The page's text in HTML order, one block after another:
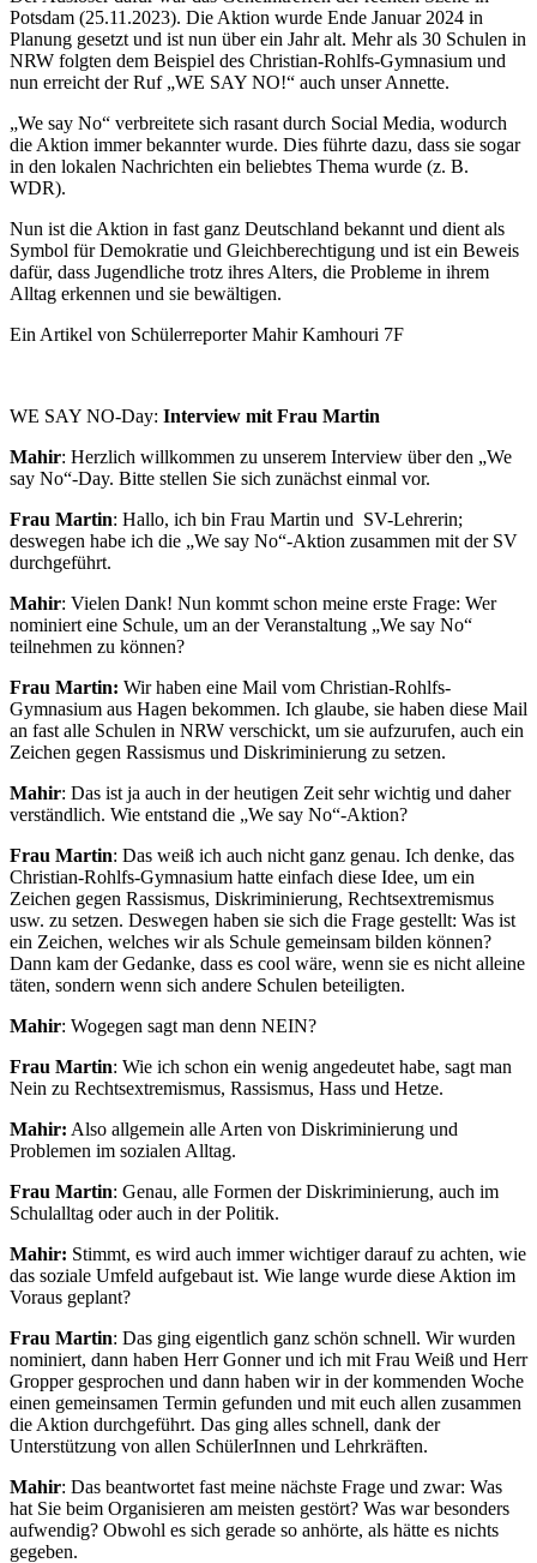
Potsdam (25.11.2023). Die Aktion wurde Ende Januar 2024 in
Planung gesetzt und ist nun über ein Jahr alt. Mehr als 30 Schulen in
NRW folgten dem Beispiel des Christian-Rohlfs-Gymnasium und
nun erreicht der Ruf „WE SAY NO!“ auch unser Annette.
„We say No“ verbreitete sich rasant durch Social Media, wodurch
die Aktion immer bekannter wurde. Dies führte dazu, dass sie sogar
in den lokalen Nachrichten ein beliebtes Thema wurde (z. B.
WDR).
Nun ist die Aktion in fast ganz Deutschland bekannt und dient als
Symbol für Demokratie und Gleichberechtigung und ist ein Beweis
dafür, dass Jugendliche trotz ihres Alters, die Probleme in ihrem
Alltag erkennen und sie bewältigen.
Ein Artikel von Schülerreporter Mahir Kamhouri 7F
WE SAY NO-Day: Interview mit Frau Martin
Mahir: Herzlich willkommen zu unserem Interview über den „We
say No“-Day. Bitte stellen Sie sich zunächst einmal vor.
Frau Martin: Hallo, ich bin Frau Martin und SV-Lehrerin;
deswegen habe ich die „We say No“-Aktion zusammen mit der SV
durchgeführt.
Mahir: Vielen Dank! Nun kommt schon meine erste Frage: Wer
nominiert eine Schule, um an der Veranstaltung „We say No“
teilnehmen zu können?
Frau Martin: Wir haben eine Mail vom Christian-Rohlfs-
Gymnasium aus Hagen bekommen. Ich glaube, sie haben diese Mail
an fast alle Schulen in NRW verschickt, um sie aufzurufen, auch ein
Zeichen gegen Rassismus und Diskriminierung zu setzen.
Mahir: Das ist ja auch in der heutigen Zeit sehr wichtig und daher
verständlich. Wie entstand die „We say No“-Aktion?
Frau Martin: Das weiß ich auch nicht ganz genau. Ich denke, das
Christian-Rohlfs-Gymnasium hatte einfach diese Idee, um ein
Zeichen gegen Rassismus, Diskriminierung, Rechtsextremismus
usw. zu setzen. Deswegen haben sie sich die Frage gestellt: Was ist
ein Zeichen, welches wir als Schule gemeinsam bilden können?
Dann kam der Gedanke, dass es cool wäre, wenn sie es nicht alleine
täten, sondern wenn sich andere Schulen beteiligten.
Mahir: Wogegen sagt man denn NEIN?
Frau Martin: Wie ich schon ein wenig angedeutet habe, sagt man
Nein zu Rechtsextremismus, Rassismus, Hass und Hetze.
Mahir: Also allgemein alle Arten von Diskriminierung und
Problemen im sozialen Alltag.
Frau Martin: Genau, alle Formen der Diskriminierung, auch im
Schulalltag oder auch in der Politik.
Mahir: Stimmt, es wird auch immer wichtiger darauf zu achten, wie
das soziale Umfeld aufgebaut ist. Wie lange wurde diese Aktion im
Voraus geplant?
Frau Martin: Das ging eigentlich ganz schön schnell. Wir wurden
nominiert, dann haben Herr Gonner und ich mit Frau Weiß und Herr
Gropper gesprochen und dann haben wir in der kommenden Woche
einen gemeinsamen Termin gefunden und mit euch allen zusammen
die Aktion durchgeführt. Das ging alles schnell, dank der
Unterstützung von allen SchülerInnen und Lehrkräften.
Mahir: Das beantwortet fast meine nächste Frage und zwar: Was
hat Sie beim Organisieren am meisten gestört? Was war besonders
aufwendig? Obwohl es sich gerade so anhörte, als hätte es nichts
gegeben.